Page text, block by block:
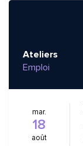
Ateliers
Emploi
mar.
18
août